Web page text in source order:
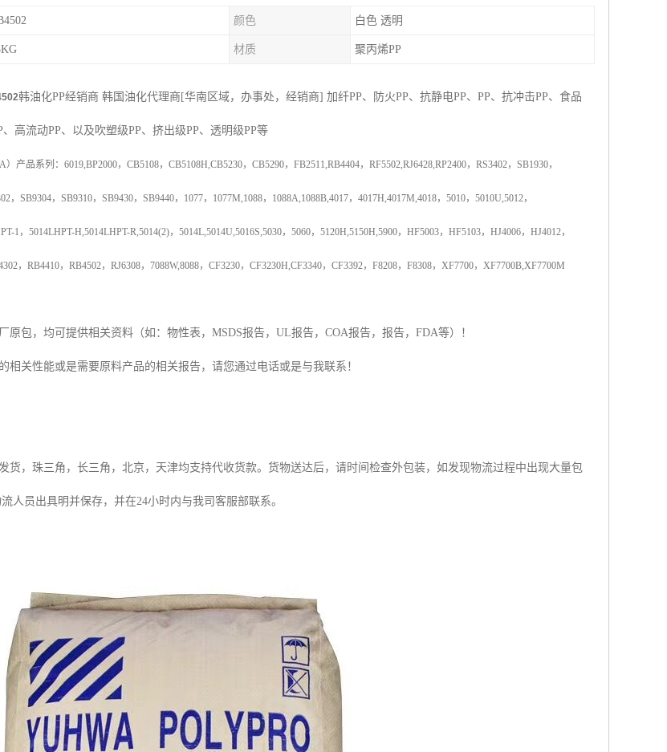
颜色 白色 透明
材质 聚丙烯PP
韩油化PP经销商 韩国油化代理商 [华南区域，办事处，经销商] 加纤PP、防火PP、抗静电PP、 PP、抗冲击PP、食品
、高流动PP、以及吹塑级PP、挤出级PP、透明级PP等
）产品系列： 6019,BP2000， CB5108， CB5108H,CB5230， CB5290， FB2511,RB4404， RF5502,RJ6428,RP2400， RS3402， SB1930，
， SB9304， SB9310， SB9430， SB9440， 1077， 1077M,1088， 1088A,1088B,4017， 4017H,4017M,4018， 5010， 5010U,5012，
1 ， 5014LHPT-H,5014LHPT-R,5014(2)， 5014L,5014U,5016S,5030， 5060， 5120H,5150H,5900， HF5003， HF5103， HJ4006， HJ4012，
， RB4410， RB4502， RJ6308， 7088W,8088， CF3230， CF3230H,CF3340， CF3392， F8208， F8308， XF7700， XF7700B,XF7700M
原包，均可提供相关资料（如：物性表， MSDS报告， UL报告， COA报告， 报告， FDA等）！
相关性能或是需要原料产品的相关报告，请您通过电话或是与我联系！
货，珠三角，长三角，北京，天津均支持代收货款。货物送达后，请时间检查外包装，如发现物流过程中出现大量包
人员出具明并保存，并在24小时内与我司客服部联系。